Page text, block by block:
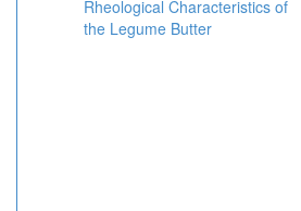
Rheological Characteristics of
the Legume Butter